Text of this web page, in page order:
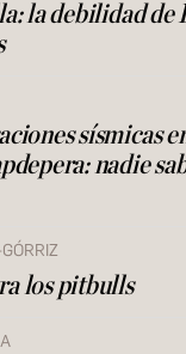
la debilidad de
sísmicas
nadie
los pitbulls